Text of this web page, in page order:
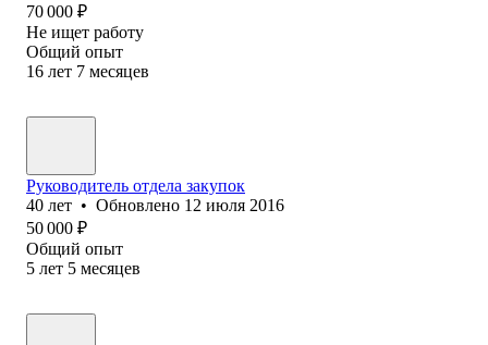
70 000 ₽
Не ищет работу
Общий опыт
16 лет 7 месяцев
Руководитель отдела закупок
40 лет • Обновлено 12 июля 2016
50 000 ₽
Общий опыт
5 лет 5 месяцев